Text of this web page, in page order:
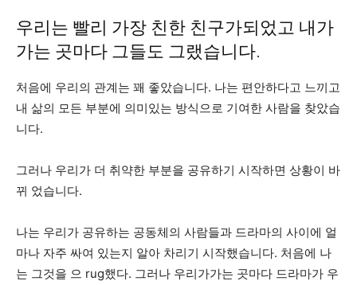
우리는 빨리 가장 친한 친구가되었고 내가
가는 곳마다 그들도 그랬습니다.
처음에 우리의 관계는 꽤 좋았습니다. 나는 편안하다고 느끼고
내 삶의 모든 부분에 의미있는 방식으로 기여한 사람을 찾았습
니다.
그러나 우리가 더 취약한 부분을 공유하기 시작하면 상황이 바
뀌 었습니다.
나는 우리가 공유하는 공동체의 사람들과 드라마의 사이에 얼
마나 자주 싸여 있는지 알아 차리기 시작했습니다. 처음에 나
는 그것을 으 rug했다. 그러나 우리가가는 곳마다 드라마가 우